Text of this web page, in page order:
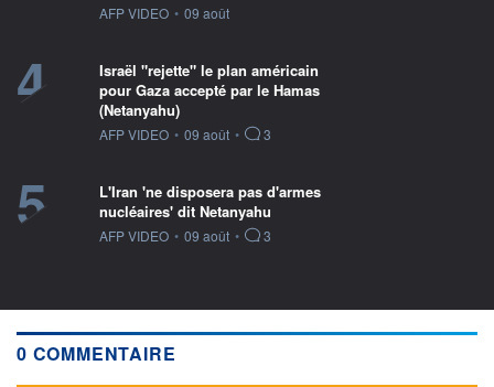
information fournie par
AFP VIDEO • 09 août
4
Israël "rejette" le plan américain
pour Gaza accepté par le Hamas
(Netanyahu)
information fournie par
AFP VIDEO • 09 août • 3
5
L'Iran 'ne disposera pas d'armes
nucléaires' dit Netanyahu
information fournie par
AFP VIDEO • 09 août • 3
0 COMMENTAIRE